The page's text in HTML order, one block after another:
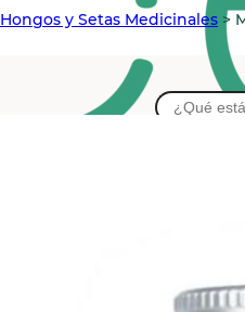
Buscar
Hongos y Setas Medicinales >